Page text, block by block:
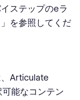
ステップのeラ
を参照してくだ
Articulate
能なコンテン